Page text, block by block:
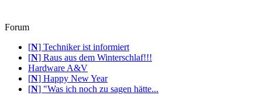
Forum
[N] Techniker ist informiert
[N] Raus aus dem Winterschlaf!!!
Hardware A&V
[N] Happy New Year
[N] "Was ich noch zu sagen hätte...